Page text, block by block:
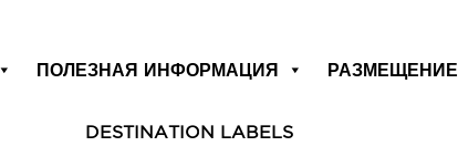
ПОЛЕЗНАЯ ИНФОРМАЦИЯ РАЗМЕЩЕНИЕ
DESTINATION LABELS